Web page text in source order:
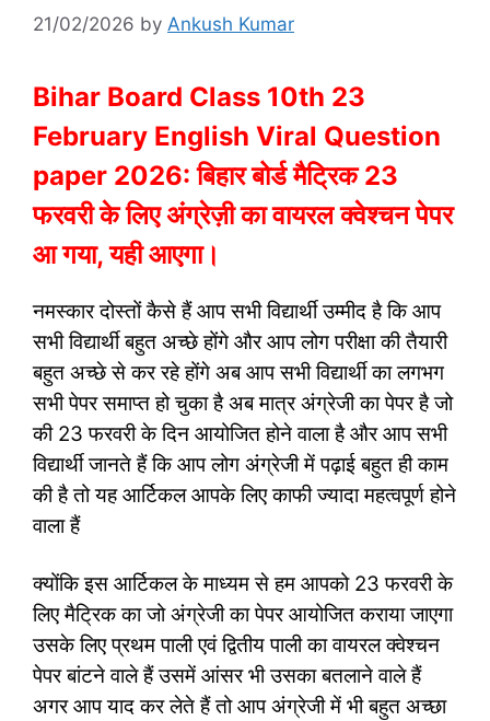
21/02/2026 by Ankush Kumar
Bihar Board Class 10th 23
February English Viral Question
paper 2026: बिहार बोर्ड मैट्रिक 23
फरवरी के लिए अंग्रेज़ी का वायरल क्वेश्चन पेपर
आ गया, यही आएगा।
नमस्कार दोस्तों कैसे हैं आप सभी विद्यार्थी उम्मीद है कि आप
सभी विद्यार्थी बहुत अच्छे होंगे और आप लोग परीक्षा की तैयारी
बहुत अच्छे से कर रहे होंगे अब आप सभी विद्यार्थी का लगभग
सभी पेपर समाप्त हो चुका है अब मात्र अंग्रेजी का पेपर है जो
की 23 फरवरी के दिन आयोजित होने वाला है और आप सभी
विद्यार्थी जानते हैं कि आप लोग अंग्रेजी में पढ़ाई बहुत ही काम
की है तो यह आर्टिकल आपके लिए काफी ज्यादा महत्वपूर्ण होने
वाला हैं
क्योंकि इस आर्टिकल के माध्यम से हम आपको 23 फरवरी के
लिए मैट्रिक का जो अंग्रेजी का पेपर आयोजित कराया जाएगा
उसके लिए प्रथम पाली एवं द्वितीय पाली का वायरल क्वेश्चन
पेपर बांटने वाले हैं उसमें आंसर भी उसका बतलाने वाले हैं
अगर आप याद कर लेते हैं तो आप अंग्रेजी में भी बहुत अच्छा